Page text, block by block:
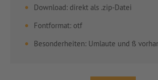
Download: direkt als .zip-Datei
Fontformat: otf
Besonderheiten: Umlaute und ß